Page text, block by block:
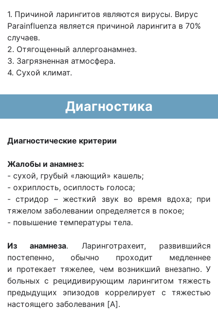
1. Причиной ларингитов являются вирусы. Вирус
Parainfluenza является причиной ларингита в 70%
случаев.
2. Отягощенный аллергоанамнез.
3. Загрязненная атмосфера.
4. Сухой климат.
Диагностика
Диагностические критерии
Жалобы и анамнез:
- сухой, грубый «лающий» кашель;
- охриплость, осиплость голоса;
- стридор – жесткий звук во время вдоха; при
тяжелом заболевании определяется в покое;
- повышение температуры тела.
Из анамнеза. Ларинготрахеит, развившийся
постепенно, обычно проходит медленнее
и протекает тяжелее, чем возникший внезапно. У
больных с рецидивирующим ларингитом тяжесть
предыдущих эпизодов коррелирует с тяжестью
настоящего заболевания [A].